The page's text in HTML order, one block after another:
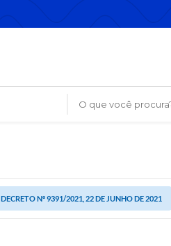
O que você procura?
DECRETO Nº 9391/2021, 22 DE JUNHO DE 2021